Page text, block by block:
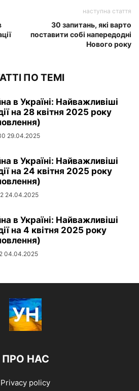
наступна стаття
30 запитань, які варто
поставити собі напередодні
Нового року
ПО ТЕМІ
в Україні: Найважливіші
на 28 квітня 2025 року
29.04.2025
в Україні: Найважливіші
на 24 квітня 2025 року
24.04.2025
в Україні: Найважливіші
на 4 квітня 2025 року
04.04.2025
ПРО НАС
Privacy policy